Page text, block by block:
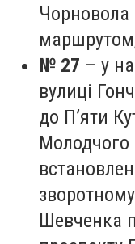
Чорновола
№ 27 – у
вулиці
до П’яти
Молодчого
Шевченка